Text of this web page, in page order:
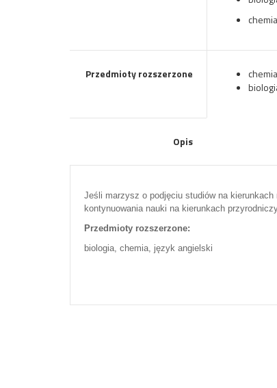
chemia
Przedmioty rozszerzone
chemia
Opis
Jeśli marzysz o podjęciu studiów na
kontynuowania nauki na kierunkach
Przedmioty rozszerzone:
biologia, chemia, język angielski